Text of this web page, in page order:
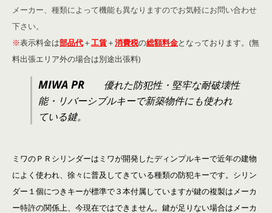
メーカー、種類によって機能も異なりますのでお気軽にお問い合わせ
下さい。
※表示料金は部品代＋工賃＋消費税の総額料金となっております。(無
料出張エリア外の場合は別途出張料)
MIWA PR 優れた防犯性・堅牢な耐破壊性
能・リバーシブルキーで新築物件にも使われ
ている鍵。
ミワのＰＲシリンダーはミワが開発したディンプルキーで近年の建物
によく使われ、徐々に普及してきている種類の防犯キーです。シリン
ダー１個につきキーが標準で３本付属していますが鍵の複製はメーカ
ー特許の関係上、今現在ではできません。鍵が足りない場合はメーカ